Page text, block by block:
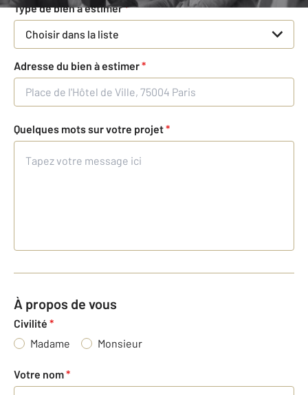
Type de bien à estimer*
Choisir dans la liste
Adresse du bien à estimer*
Quelques mots sur votre projet*
À propos de vous
Civilité *
Madame
Monsieur
Votre nom*